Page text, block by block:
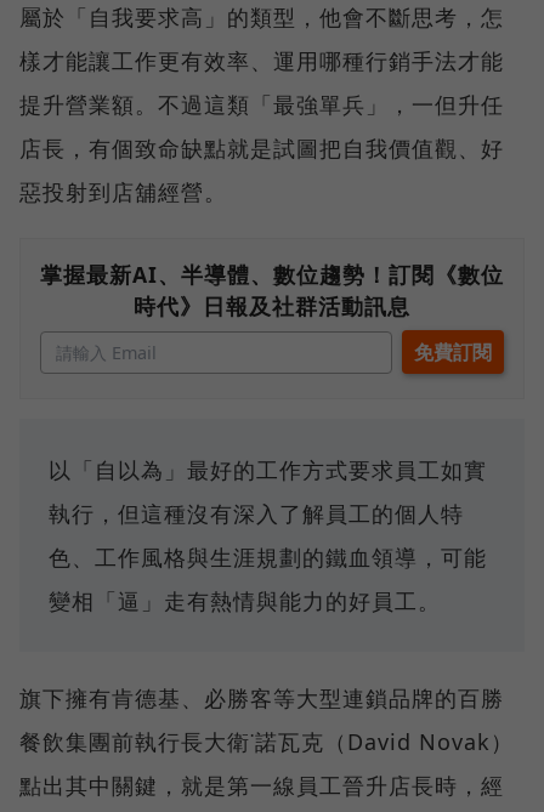
屬於「自我要求高」的類型，他會不斷思考，怎
樣才能讓工作更有效率、運用哪種行銷手法才能
提升營業額。不過這類「最強單兵」，一但升任
店長，有個致命缺點就是試圖把自我價值觀、好
惡投射到店舖經營。
掌握最新AI、半導體、數位趨勢！訂閱《數位
時代》日報及社群活動訊息
以「自以為」最好的工作方式要求員工如實
執行，但這種沒有深入了解員工的個人特
色、工作風格與生涯規劃的鐵血領導，可能
變相「逼」走有熱情與能力的好員工。
旗下擁有肯德基、必勝客等大型連鎖品牌的百勝
餐飲集團前執行長大衛˙諾瓦克（David Novak）
點出其中關鍵，就是第一線員工晉升店長時，經